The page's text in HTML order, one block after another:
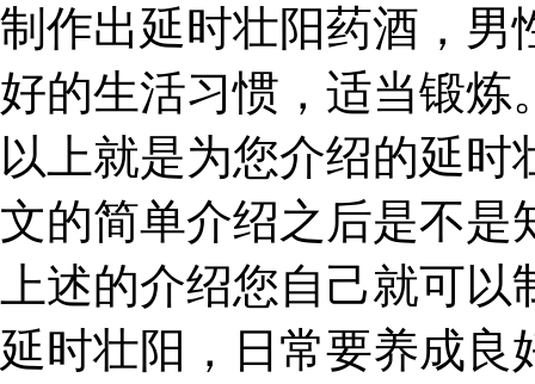
制作出延时壮阳药酒，男
好的生活习惯，适当锻炼
以上就是为您介绍的延
文的简单介绍之后是不是
上述的介绍您自己就可
延时壮阳，日常要养成良